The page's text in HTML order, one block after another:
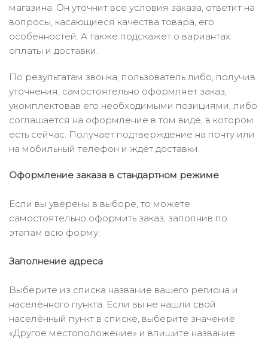
магазина. Он уточнит все условия заказа, ответит на
вопросы, касающиеся качества товара, его
особенностей. А также подскажет о вариантах
оплаты и доставки.
По результатам звонка, пользователь либо, получив
уточнения, самостоятельно оформляет заказ,
укомплектовав его необходимыми позициями, либо
соглашается на оформление в том виде, в котором
есть сейчас. Получает подтверждение на почту или
на мобильный телефон и ждёт доставки.
Оформление заказа в стандартном режиме
Если вы уверены в выборе, то можете
самостоятельно оформить заказ, заполнив по
этапам всю форму.
Заполнение адреса
Выберите из списка название вашего региона и
населённого пункта. Если вы не нашли свой
населённый пункт в списке, выберите значение
«Другое местоположение» и впишите название